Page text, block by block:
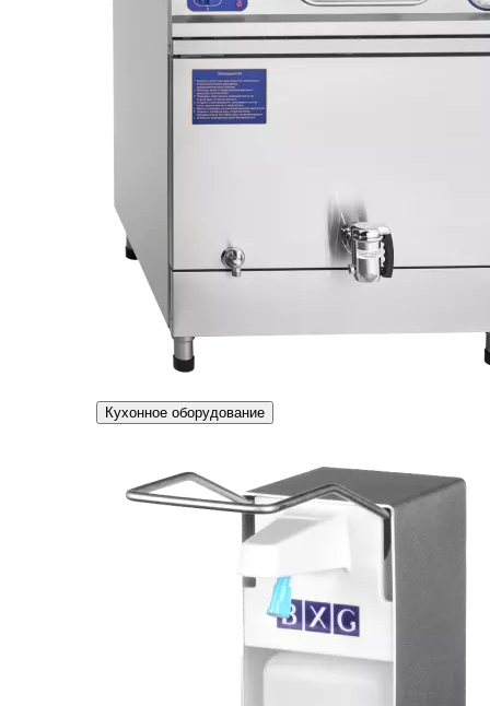
Кухонное оборудование